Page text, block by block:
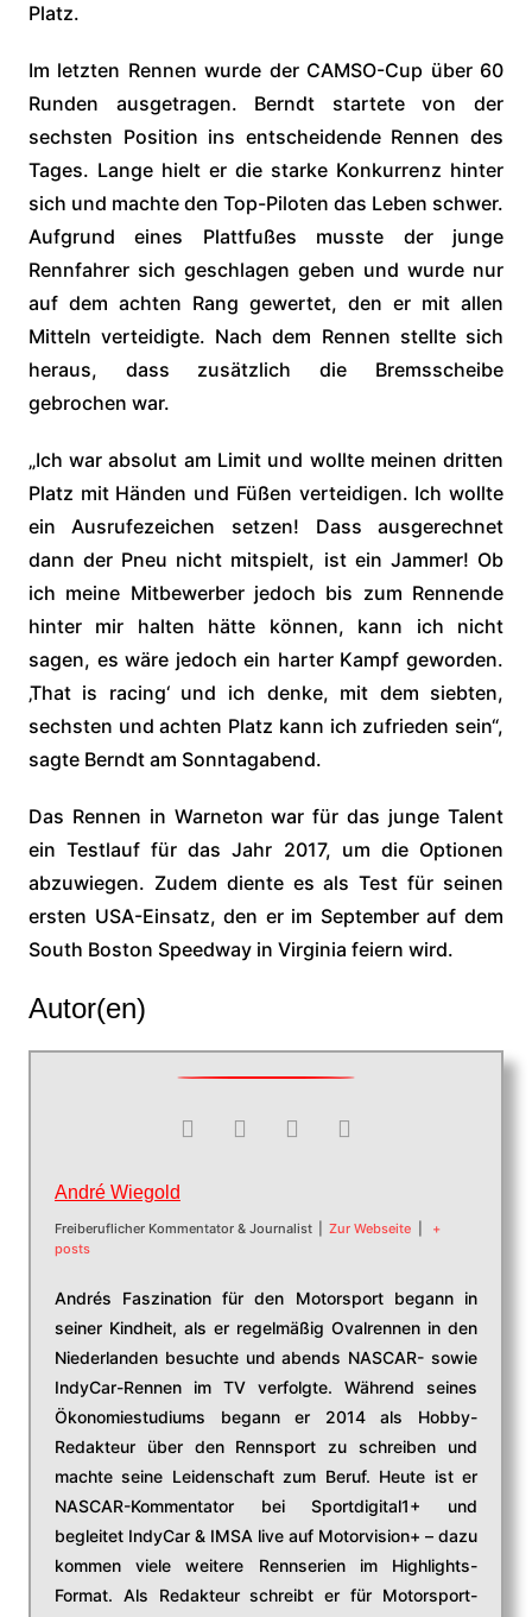
Platz.
Im letzten Rennen wurde der CAMSO-Cup über 60
Runden ausgetragen. Berndt startete von der
sechsten Position ins entscheidende Rennen des
Tages. Lange hielt er die starke Konkurrenz hinter
sich und machte den Top-Piloten das Leben schwer.
Aufgrund eines Plattfußes musste der junge
Rennfahrer sich geschlagen geben und wurde nur
auf dem achten Rang gewertet, den er mit allen
Mitteln verteidigte. Nach dem Rennen stellte sich
heraus, dass zusätzlich die Bremsscheibe
gebrochen war.
„Ich war absolut am Limit und wollte meinen dritten
Platz mit Händen und Füßen verteidigen. Ich wollte
ein Ausrufezeichen setzen! Dass ausgerechnet
dann der Pneu nicht mitspielt, ist ein Jammer! Ob
ich meine Mitbewerber jedoch bis zum Rennende
hinter mir halten hätte können, kann ich nicht
sagen, es wäre jedoch ein harter Kampf geworden.
‚That is racing‘ und ich denke, mit dem siebten,
sechsten und achten Platz kann ich zufrieden sein“,
sagte Berndt am Sonntagabend.
Das Rennen in Warneton war für das junge Talent
ein Testlauf für das Jahr 2017, um die Optionen
abzuwiegen. Zudem diente es als Test für seinen
ersten USA-Einsatz, den er im September auf dem
South Boston Speedway in Virginia feiern wird.
Autor(en)
André Wiegold
Freiberuflicher Kommentator & Journalist Zur Webseite
+
posts
Andrés Faszination für den Motorsport begann in
seiner Kindheit, als er regelmäßig Ovalrennen in den
Niederlanden besuchte und abends NASCAR- sowie
IndyCar-Rennen im TV verfolgte. Während seines
Ökonomiestudiums begann er 2014 als Hobby-
Redakteur über den Rennsport zu schreiben und
machte seine Leidenschaft zum Beruf. Heute ist er
NASCAR-Kommentator bei Sportdigital1+ und
begleitet IndyCar & IMSA live auf Motorvision+ – dazu
kommen viele weitere Rennserien im Highlights-
Format. Als Redakteur schreibt er für Motorsport-